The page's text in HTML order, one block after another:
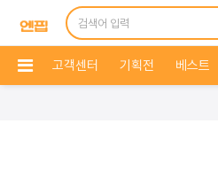
고객센터 기획전 베스트